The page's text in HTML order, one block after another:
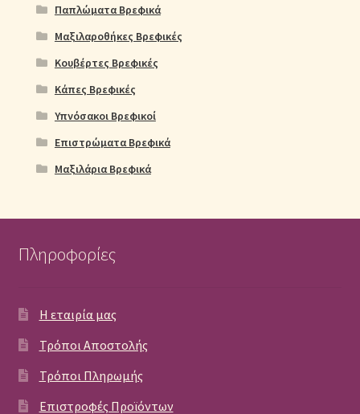
Παπλώματα Βρεφικά
Μαξιλαροθήκες Βρεφικές
Κουβέρτες Βρεφικές
Κάπες Βρεφικές
Υπνόσακοι Βρεφικοί
Επιστρώματα Βρεφικά
Μαξιλάρια Βρεφικά
Πληροφορίες
Η εταιρία μας
Τρόποι Αποστολής
Τρόποι Πληρωμής
Επιστροφές Προϊόντων